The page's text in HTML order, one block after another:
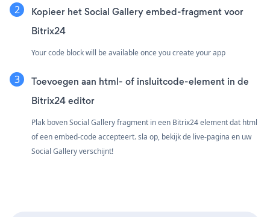
Kopieer het Social Gallery embed-fragment voor
Bitrix24
Your code block will be available once you create your app
Toevoegen aan html- of insluitcode-element in de
Bitrix24 editor
Plak boven Social Gallery fragment in een Bitrix24 element dat html
of een embed-code accepteert. sla op, bekijk de live-pagina en uw
Social Gallery verschijnt!